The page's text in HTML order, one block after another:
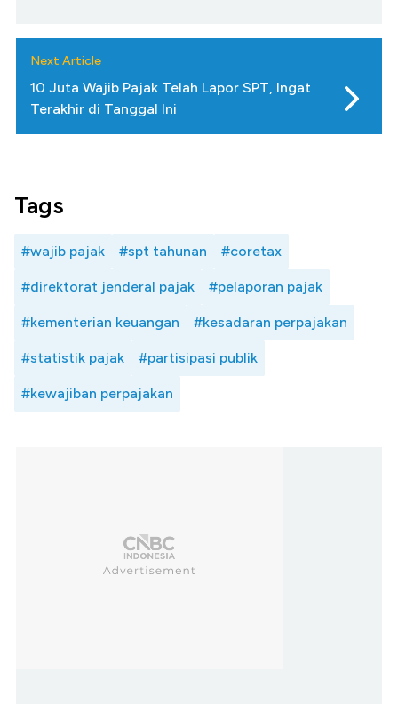
Next Article
10 Juta Wajib Pajak Telah Lapor SPT, Ingat
Terakhir di Tanggal Ini
Tags
#wajib pajak #spt tahunan #coretax
#direktorat jenderal pajak #pelaporan pajak
#kementerian keuangan #kesadaran perpajakan
#statistik pajak #partisipasi publik
#kewajiban perpajakan